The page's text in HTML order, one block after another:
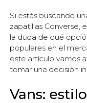
Si estás buscando
zapatillas Converse,
la duda de qué
populares en el
este artículo vamos
tomar una decisión
Vans: